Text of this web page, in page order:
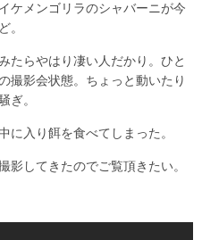
ケメンゴリラのシャバーニが今
。
たらやはり凄い人だかり。ひと
撮影会状態。ちょっと動いたり
ぎ。
に入り餌を食べてしまった。
影してきたのでご覧頂きたい。